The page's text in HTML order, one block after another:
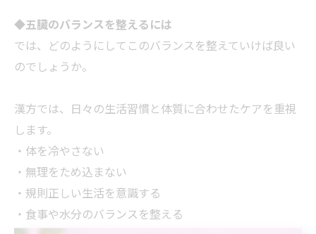
◆五臓のバランスを整えるには
では、どのようにしてこのバランスを整えていけば良い
のでしょうか。
漢方では、日々の生活習慣と体質に合わせたケアを重視
します。
・体を冷やさない
・無理をため込まない
・規則正しい生活を意識する
・食事や水分のバランスを整える